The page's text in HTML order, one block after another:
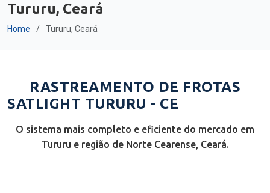
Tururu, Ceará
Home Tururu, Ceará
RASTREAMENTO DE FROTAS
SATLIGHT TURURU - CE
O sistema mais completo e eficiente do mercado em
Tururu e região de Norte Cearense, Ceará.